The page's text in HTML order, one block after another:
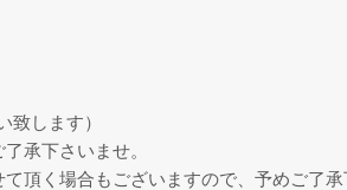
します）
承下さいませ。
頂く場合もございますので、予めご了承